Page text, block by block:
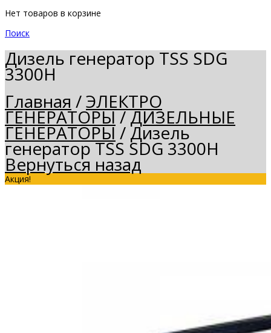
Нет товаров в корзине
Поиск
Дизель генератор TSS SDG
3300H
Главная /ЭЛЕКТРО
ГЕНЕРАТОРЫ/ДИЗЕЛЬНЫЕ
ГЕНЕРАТОРЫ/ Дизель
генератор TSS SDG 3300H
Вернуться назад
Акция!